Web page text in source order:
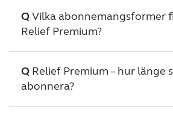
Kazakhstan Korea
New Zealand Norge
rådfråga en audionom som
tinnitusbehandling förutom
Relief-appen.
Nej. Appen är utformad
kompletterande verktyg som
tinnitusbehandlingsplan. Den
för användning i audiologisk/
behandling av
Vilka abonnemangsformer
Relief Premium?
För närvarande erbjuder
två abonnemangsformer:
Relief Premium – hur länge
abonnera?